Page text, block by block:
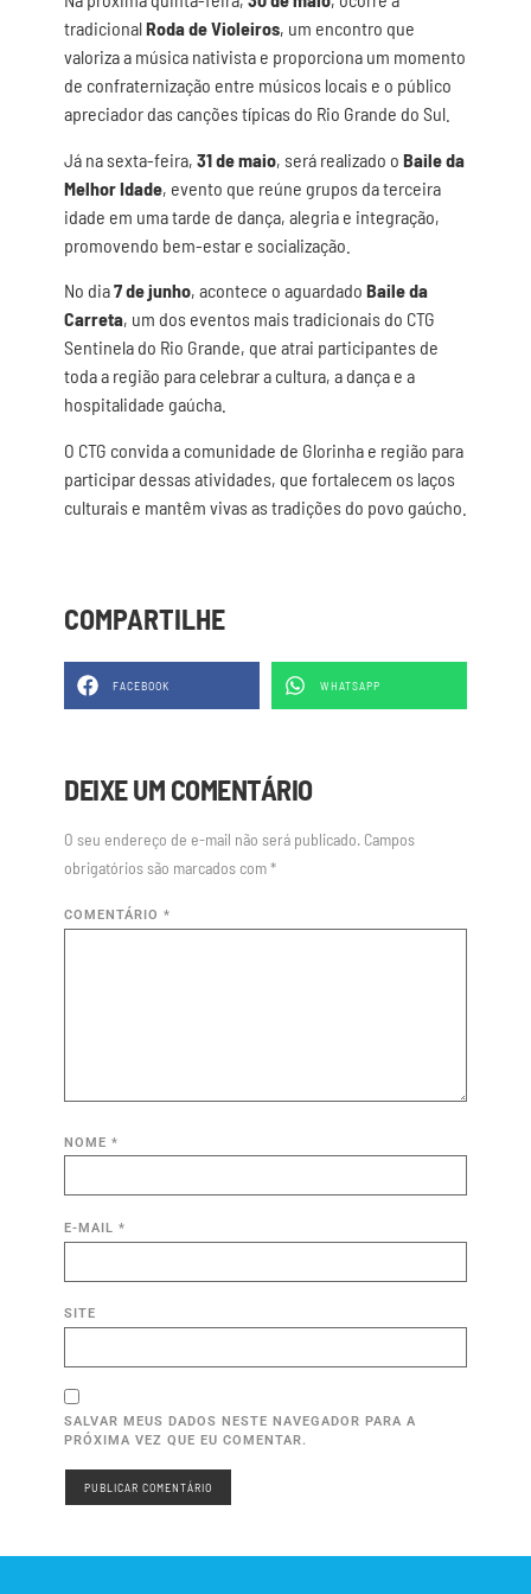
tradicionalRoda de Violeiros, um encontro que
valoriza a música nativista e proporciona um momento
de confraternização entre músicos locais e o público
apreciador das canções típicas do Rio Grande do Sul.
Já na sexta-feira, 31 de maio, será realizado o Baile da
Melhor Idade, evento que reúne grupos da terceira
idade em uma tarde de dança, alegria e integração,
promovendo bem-estar e socialização.
No dia7 de junho, acontece o aguardado Baile da
Carreta, um dos eventos mais tradicionais do CTG
Sentinela do Rio Grande, que atrai participantes de
toda a região para celebrar a cultura, a dança e a
hospitalidade gaúcha.
O CTG convida a comunidade de Glorinha e região para
participar dessas atividades, que fortalecem os laços
culturais e mantêm vivas as tradições do povo gaúcho.
COMPARTILHE
FACEBOOK WHATSAPP
DEIXE UM COMENTÁRIO
O seu endereço de e-mail não será publicado. Campos
obrigatórios são marcados com*
COMENTÁRIO *
NOME *
E-MAIL *
SITE
SALVAR MEUS DADOS NESTE NAVEGADOR PARA A
PRÓXIMA VEZ QUE EU COMENTAR.